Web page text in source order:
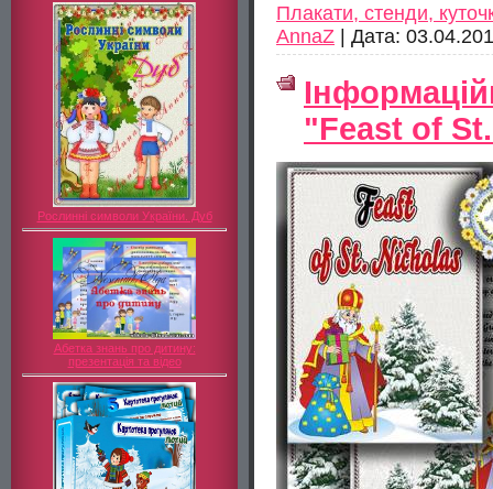
Рослинні символи України. Дуб
Абетка знань про дитину:
презентація та відео
Плакати, стенди,
AnnaZ | Дата:
"Feast of